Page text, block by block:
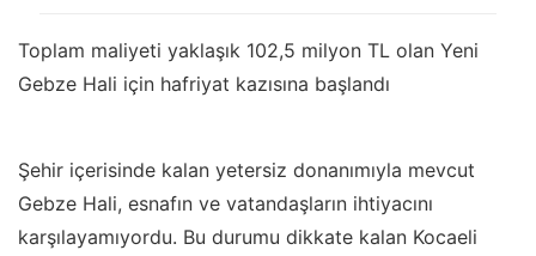
Toplam maliyeti yaklaşık 102,5 milyon TL olan Yeni
Gebze Hali için hafriyat kazısına başlandı
Şehir içerisinde kalan yetersiz donanımıyla mevcut
Gebze Hali, esnafın ve vatandaşların ihtiyacını
karşılayamıyordu. Bu durumu dikkate kalan Kocaeli